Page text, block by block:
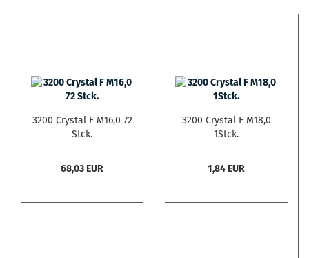
3200 Crystal F M16,0 72
Stck.
68,03 EUR
3200 Crystal F M18,0
1Stck.
1,84 EUR